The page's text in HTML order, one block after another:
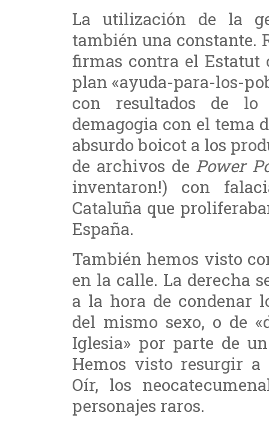
La utilización de la
también una constante.
firmas contra el Estatut
plan «ayuda-para-los-
con resultados de lo
demagogia con el tema
absurdo boicot a los
de archivos de Power
inventaron!) con
Cataluña que
España.
También hemos visto
en la calle. La derecha
a la hora de condenar
del mismo sexo, o de
Iglesia» por parte de
Hemos visto resurgir a
Oír, los
personajes raros.